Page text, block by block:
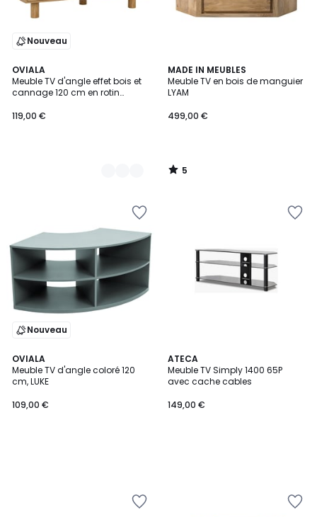
Nouveau
OVIALA
Meuble TV d'angle effet bois et
cannage 120 cm en rotin
ADAM
119,00 €
4
Couleurs
MADE IN MEUBLES
Meuble TV en bois de manguier
LYAM
499,00 €
5
/
5
5
/
Nouveau
OVIALA
Meuble TV d'angle coloré 120
cm, LUKE
109,00 €
ATECA
Meuble TV Simply 1400 65P
avec cache cables
149,00 €